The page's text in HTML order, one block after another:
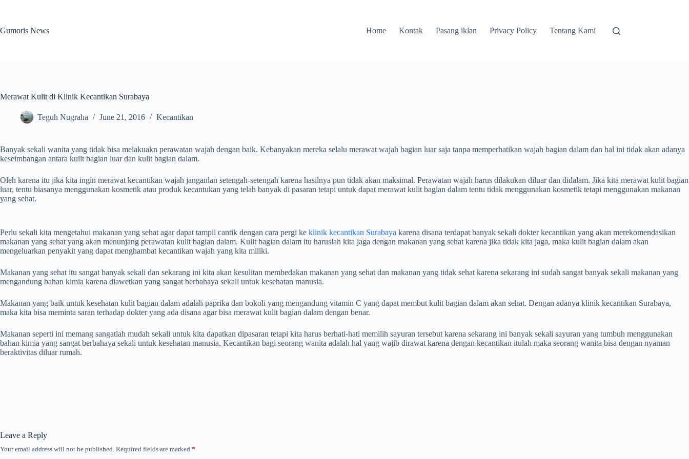
Gumoris News
Home Kontak Pasang iklan Privacy Policy Tentang Kami
Merawat Kulit di Klinik Kecantikan Surabaya
Teguh Nugraha June 21, 2016 Kecantikan
Banyak sekali wanita yang tidak bisa melakuakn perawatan wajah dengan baik. Kebanyakan mereka selalu merawat wajah bagian luar saja tanpa memperhatikan wajah bagian dalam dan hal ini tidak akan adanya
keseimbangan antara kulit bagian luar dan kulit bagian dalam.
Oleh karena itu jika kita ingin merawat kecantikan wajah janganlan setengah-setengah karena hasilnya pun tidak akan maksimal. Perawatan wajah harus dilakukan diluar dan didalam. Jika kita merawat kulit bagian
luar, tentu biasanya menggunakan kosmetik atau produk kecantukan yang telah banyak di pasaran tetapi untuk dapat merawat kulit bagian dalam tentu tidak menggunakan kosmetik tetapi menggunakan makanan
yang sehat.
Perlu sekali kita mengetahui makanan yang sehat agar dapat tampil cantik dengan cara pergi ke klinik kecantikan Surabaya karena disana terdapat banyak sekali dokter kecantikan yang akan merekomendasikan
makanan yang sehat yang akan menunjang perawatan kulit bagian dalam. Kulit bagian dalam itu haruslah kita jaga dengan makanan yang sehat karena jika tidak kita jaga, maka kulit bagian dalam akan
mengeluarkan penyakit yang dapat menghambat kecantikan wajah yang kita miliki.
Makanan yang sehat itu sangat banyak sekali dan sekarang ini kita akan kesulitan membedakan makanan yang sehat dan makanan yang tidak sehat karena sekarang ini sudah sangat banyak sekali makanan yang
mengandung bahan kimia karena diawetkan yang sangat berbahaya sekali untuk kesehatan manusia.
Makanan yang baik untuk kesehatan kulit bagian dalam adalah paprika dan bokoli yang mengandung vitamin C yang dapat membut kulit bagian dalam akan sehat. Dengan adanya klinik kecantikan Surabaya,
maka kita bisa meminta saran terhadap dokter yang ada disana agar bisa merawat kulit bagian dalam dengan benar.
Makanan seperti ini memang sangatlah mudah sekali untuk kita dapatkan dipasaran tetapi kita harus berhati-hati memilih sayuran tersebut karena sekarang ini banyak sekali sayuran yang tumbuh menggunakan
bahan kimia yang sangat berbahaya sekali untuk kesehatan manusia. Kecantikan bagi seorang wanita adalah hal yang wajib dirawat karena dengan kecantikan itulah maka seorang wanita bisa dengan nyaman
beraktivitas diluar rumah.
Leave a Reply
Your email address will not be published. Required fields are marked *